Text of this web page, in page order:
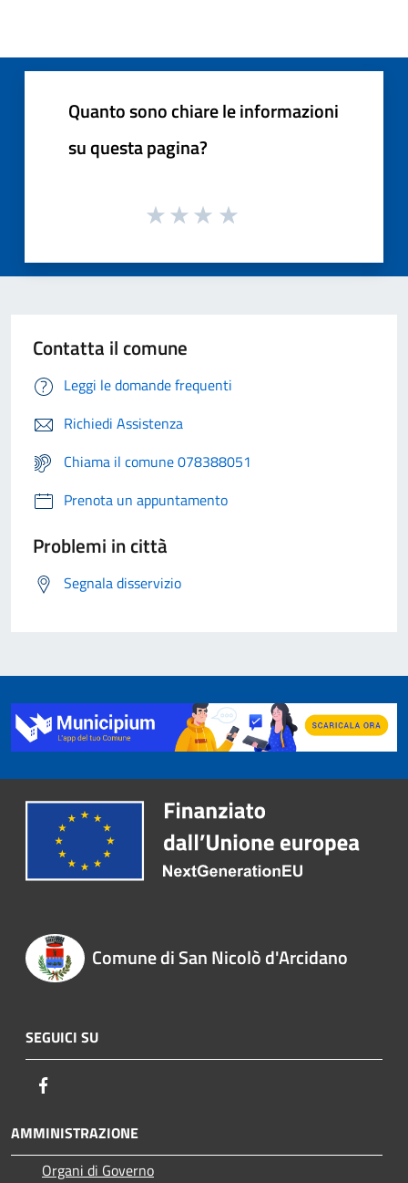
Quanto sono chiare le informazioni
su questa pagina?
Contatta il comune
Leggi le domande frequenti
Richiedi Assistenza
Chiama il comune 078388051
Prenota un appuntamento
Problemi in città
Segnala disservizio
Comune di San Nicolò d'Arcidano
SEGUICI SU
AMMINISTRAZIONE
Organi di Governo